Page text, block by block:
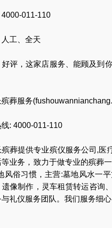
011-110
工、全天
好评，这家店服务、能顾及到
葬服务(
: 4000-011-110
殡葬提供专业殡仪服务公司 ,医
等业务，致力于做专业的殡葬
风俗习惯，主营:墓地风水一
遗像制作 ， 灵车租赁转运咨询
礼仪服务团队 。我们服务细